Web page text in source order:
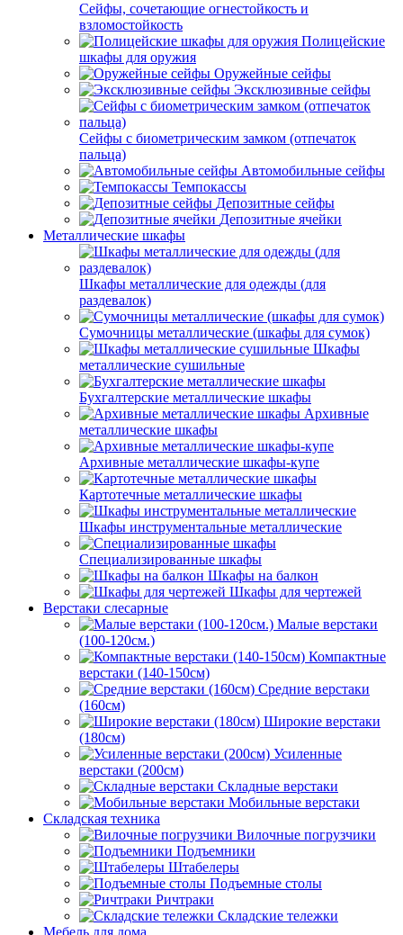
Сейфы, сочетающие огнестойкость и
взломостойкость
Полицейские
шкафы для оружия
Оружейные сейфы
Эксклюзивные сейфы
Сейфы с биометрическим замком (отпечаток
пальца)
Автомобильные сейфы
Темпокассы
Депозитные сейфы
Депозитные ячейки
Металлические шкафы
Шкафы металлические для одежды (для
раздевалок)
Сумочницы металлические (шкафы для сумок)
Шкафы
металлические сушильные
Бухгалтерские металлические шкафы
Архивные
металлические шкафы
Архивные металлические шкафы-купе
Картотечные металлические шкафы
Шкафы инструментальные металлические
Специализированные шкафы
Шкафы на балкон
Шкафы для чертежей
Верстаки слесарные
Малые верстаки
(100-120см.)
Компактные
верстаки (140-150см)
Средние верстаки
(160см)
Широкие верстаки
(180см)
Усиленные
верстаки (200см)
Складные верстаки
Мобильные верстаки
Складская техника
Вилочные погрузчики
Подъемники
Штабелеры
Подъемные столы
Ричтраки
Складские тележки
Мебель для дома